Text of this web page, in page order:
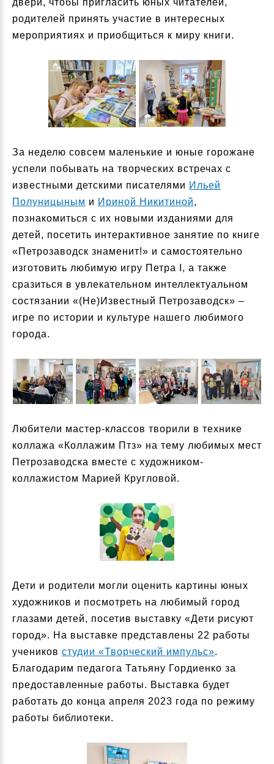
двери, чтобы пригласить юных читателей,
родителей принять участие в интересных
мероприятиях и приобщиться к миру книги.
За неделю совсем маленькие и юные горожане
успели побывать на творческих встречах с
известными детскими писателями Ильей
Полуницыным и Ириной Никитиной,
познакомиться с их новыми изданиями для
детей, посетить интерактивное занятие по книге
«Петрозаводск знаменит!» и самостоятельно
изготовить любимую игру Петра I, а также
сразиться в увлекательном интеллектуальном
состязании «(Не)Известный Петрозаводск» –
игре по истории и культуре нашего любимого
города.
Любители мастер-классов творили в технике
коллажа «Коллажим Птз» на тему любимых мест
Петрозаводска вместе с художником-
коллажистом Марией Кругловой.
Дети и родители могли оценить картины юных
художников и посмотреть на любимый город
глазами детей, посетив выставку «Дети рисуют
город». На выставке представлены 22 работы
учеников студии «Творческий импульс».
Благодарим педагога Татьяну Гордиенко за
предоставленные работы. Выставка будет
работать до конца апреля 2023 года по режиму
работы библиотеки.